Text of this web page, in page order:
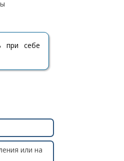
при себе
или на